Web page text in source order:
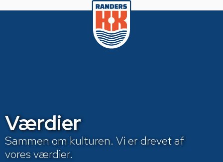
Værdier
Sammen om kulturen. Vi er drevet af
vores værdier.